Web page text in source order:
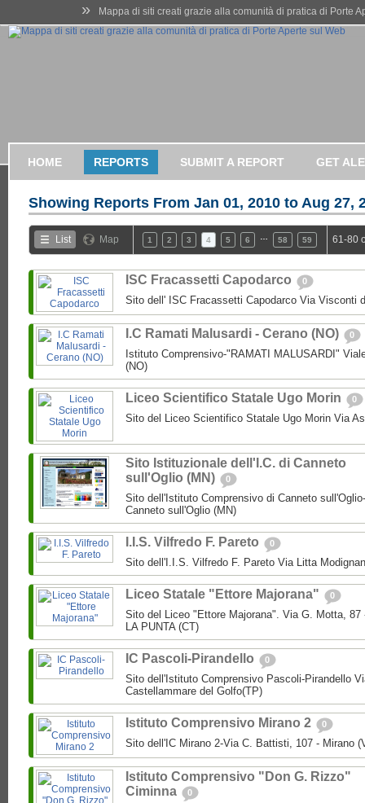
» Mappa di siti creati grazie alla comunità di pratica di Porte
HOME REPORTS SUBMIT A REPORT GET
Showing Reports From Jan 01, 2010 to Aug 27,
List Map 1 2 3 4 5 6 58 59 61-80
ISC Fracassetti Capodarco 0
Sito dell' ISC Fracassetti Capodarco Via Visconti
I.C Ramati Malusardi - Cerano (NO) 0
Istituto Comprensivo-"RAMATI MALUSARDI"
(NO)
Liceo Scientifico Statale Ugo Morin 0
Sito del Liceo Scientifico Statale Ugo Morin Via
Sito Istituzionale dell'I.C. di Canneto
sull'Oglio (MN)
0
Sito dell'Istituto Comprensivo di Canneto
Canneto sull'Oglio (MN)
I.I.S. Vilfredo F. Pareto 0
Sito dell'I.I.S. Vilfredo F. Pareto Via Litta
Liceo Statale "Ettore Majorana" 0
Sito del Liceo "Ettore Majorana". Via G. Motta, 87
LA PUNTA (CT)
IC Pascoli-Pirandello 0
Sito dell'Istituto Comprensivo Pascoli-Pirandello
Castellammare del Golfo(TP)
Istituto Comprensivo Mirano 2 0
Sito dell'IC Mirano 2-Via C. Battisti, 107 - Mirano
Istituto Comprensivo "Don G. Rizzo"
Ciminna
0